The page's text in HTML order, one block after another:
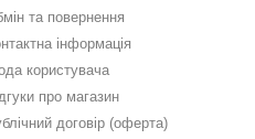
та повернення
інформація
користувача
про магазин
договір (оферта)